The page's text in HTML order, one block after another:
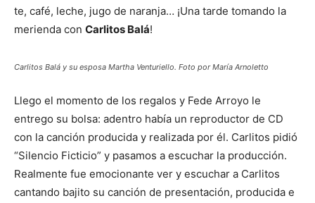
te, café, leche, jugo de naranja… ¡Una tarde tomando la
merienda con Carlitos Balá!
Carlitos Balá y su esposa Martha Venturiello. Foto por María Arnoletto
Llego el momento de los regalos y Fede Arroyo le
entrego su bolsa: adentro había un reproductor de CD
con la canción producida y realizada por él. Carlitos pidió
“Silencio Ficticio” y pasamos a escuchar la producción.
Realmente fue emocionante ver y escuchar a Carlitos
cantando bajito su canción de presentación, producida e